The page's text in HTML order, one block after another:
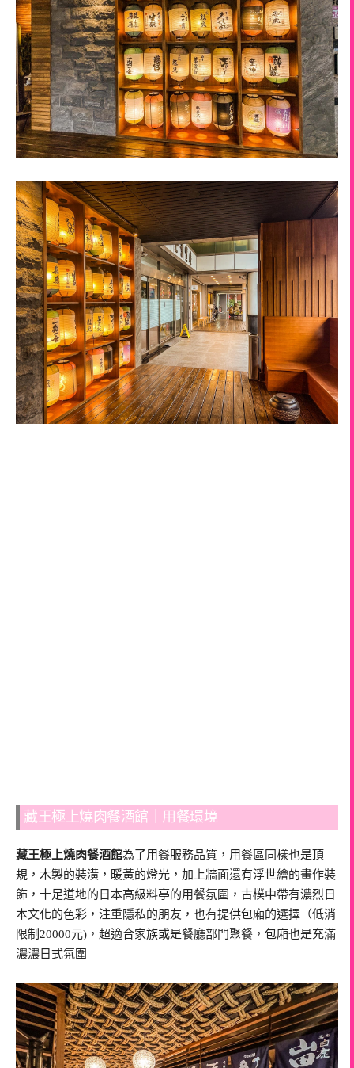
藏王極上燒肉餐酒館｜用餐環境
藏王極上燒肉餐酒館為了用餐服務品質，用餐區同樣也是頂
規，木製的裝潢，暖黃的燈光，加上牆面還有浮世繪的畫作裝
飾，十足道地的日本高級料亭的用餐氛圍，古樸中帶有濃烈日
本文化的色彩，注重隱私的朋友，也有提供包廂的選擇（低消
限制20000元)，超適合家族或是餐廳部門聚餐，包廂也是充滿
濃濃日式氛圍